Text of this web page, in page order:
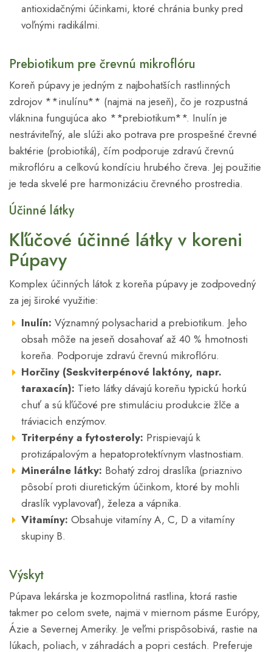
antioxidačnými účinkami, ktoré chránia bunky pred
voľnými radikálmi.
Prebiotikum pre črevnú mikroflóru
Koreň púpavy je jedným z najbohatších rastlinných
zdrojov **inulínu** (najmä na jeseň), čo je rozpustná
vláknina fungujúca ako **prebiotikum**. Inulín je
nestráviteľný, ale slúži ako potrava pre prospešné črevné
baktérie (probiotiká), čím podporuje zdravú črevnú
mikroflóru a celkovú kondíciu hrubého čreva. Jej použitie
je teda skvelé pre harmonizáciu črevného prostredia.
Účinné látky
Kľúčové účinné látky v koreni
Púpavy
Komplex účinných látok z koreňa púpavy je zodpovedný
za jej široké využitie:
Inulín: Významný polysacharid a prebiotikum. Jeho
obsah môže na jeseň dosahovať až 40 % hmotnosti
koreňa. Podporuje zdravú črevnú mikroflóru.
Horčiny (Seskviterpénové laktóny, napr.
taraxacín): Tieto látky dávajú koreňu typickú horkú
chuť a sú kľúčové pre stimuláciu produkcie žlče a
tráviacich enzýmov.
Triterpény a fytosteroly: Prispievajú k
protizápalovým a hepatoprotektívnym vlastnostiam.
Minerálne látky: Bohatý zdroj draslíka (priaznivo
pôsobí proti diuretickým účinkom, ktoré by mohli
draslík vyplavovať), železa a vápnika.
Vitamíny: Obsahuje vitamíny A, C, D a vitamíny
skupiny B.
Výskyt
Púpava lekárska je kozmopolitná rastlina, ktorá rastie
takmer po celom svete, najmä v miernom pásme Európy,
Ázie a Severnej Ameriky. Je veľmi prispôsobivá, rastie na
lúkach, poliach, v záhradách a popri cestách. Preferuje